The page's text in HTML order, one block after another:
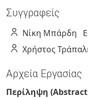
Συγγραφείς
Νίκη Μπάρδη
Χρήστος
Αρχεία Εργασίας
Περίληψη